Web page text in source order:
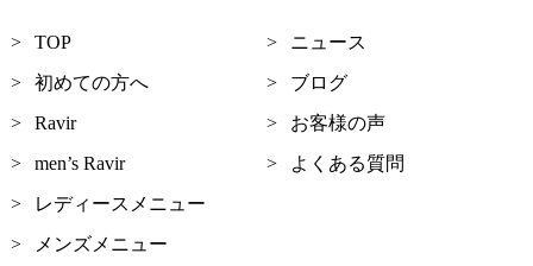
TOP
ニュース
初めての方へ
ブログ
Ravir
お客様の声
men’s Ravir
よくある質問
レディースメニュー
メンズメニュー